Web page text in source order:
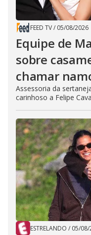
FEED TV/ 05/08/2026
Equipe de
sobre
chamar
Assessoria da
carinhoso a Felipe
ESTRELANDO / 05/